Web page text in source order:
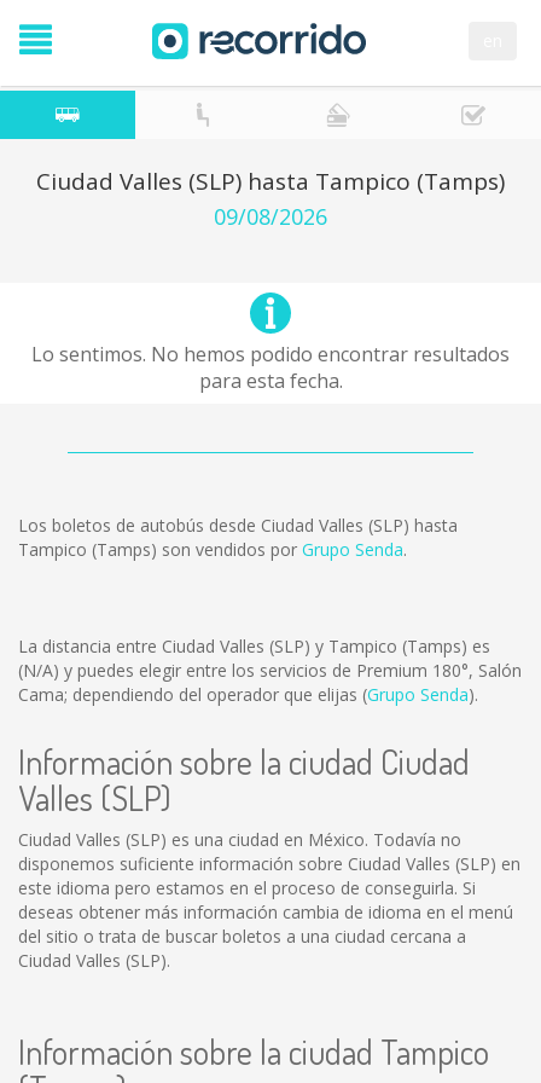
Ciudad Valles (SLP) hasta Tampico (Tamps)
09/08/2026
Lo sentimos. No hemos podido encontrar resultados
para esta fecha.
Los boletos de autobús desde Ciudad Valles (SLP) hasta
Tampico (Tamps) son vendidos por Grupo Senda.
La distancia entre Ciudad Valles (SLP) y Tampico (Tamps) es
(N/A) y puedes elegir entre los servicios de Premium 180°, Salón
Cama; dependiendo del operador que elijas (Grupo Senda).
Información sobre la ciudad Ciudad
Valles (SLP)
Ciudad Valles (SLP) es una ciudad en México. Todavía no
disponemos suficiente información sobre Ciudad Valles (SLP) en
este idioma pero estamos en el proceso de conseguirla. Si
deseas obtener más información cambia de idioma en el menú
del sitio o trata de buscar boletos a una ciudad cercana a
Ciudad Valles (SLP).
Información sobre la ciudad Tampico